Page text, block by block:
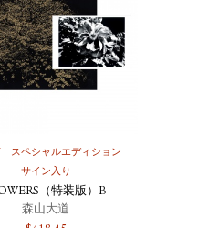
スペシャルエディション
サイン入り
（特装版）B
森山大道